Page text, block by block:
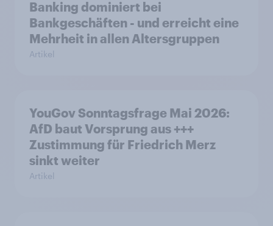
Banking dominiert bei
Bankgeschäften - und erreicht eine
Mehrheit in allen Altersgruppen
Artikel
YouGov Sonntagsfrage Mai 2026:
AfD baut Vorsprung aus +++
Zustimmung für Friedrich Merz
sinkt weiter
Artikel